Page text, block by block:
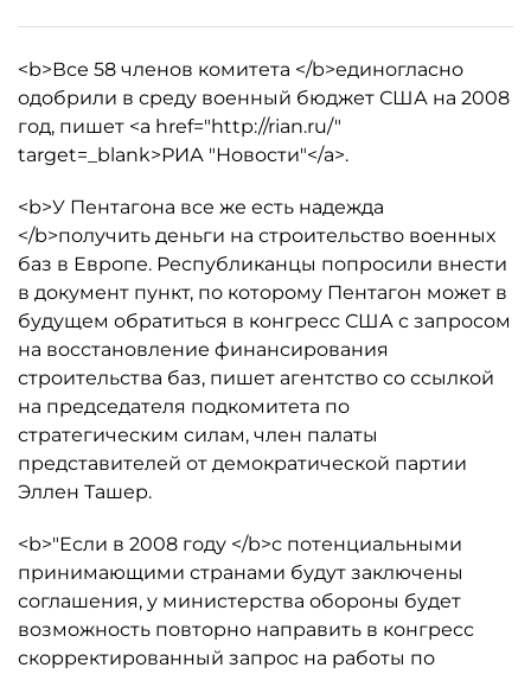
<b>Все 58 членов комитета </b>единогласно
одобрили в среду военный бюджет США на 2008
год, пишет <a href="http://rian.ru/"
target=_blank>РИА "Новости"</a>.
<b>У Пентагона все же есть надежда
</b>получить деньги на строительство военных
баз в Европе. Республиканцы попросили внести
в документ пункт, по которому Пентагон может в
будущем обратиться в конгресс США с запросом
на восстановление финансирования
строительства баз, пишет агентство со ссылкой
на председателя подкомитета по
стратегическим силам, член палаты
представителей от демократической партии
Эллен Ташер.
<b>"Если в 2008 году </b>с потенциальными
принимающими странами будут заключены
соглашения, у министерства обороны будет
возможность повторно направить в конгресс
скорректированный запрос на работы по